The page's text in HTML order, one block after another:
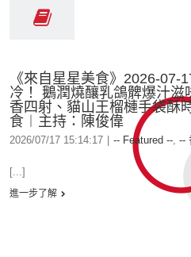
《來自星星美食》2026-07-
冷！ 鵝潤燒釀乳鴿髀爆汁滋
香四射、貓山王榴槤手袋酥
食︱主持：陳俊偉
2026/07/17 15:14:17 -- Featured --, --
[...]
進一步了解